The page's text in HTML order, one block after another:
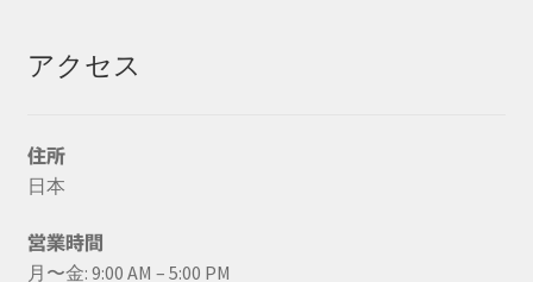
アクセス
住所
日本
営業時間
月〜金: 9:00 AM – 5:00 PM